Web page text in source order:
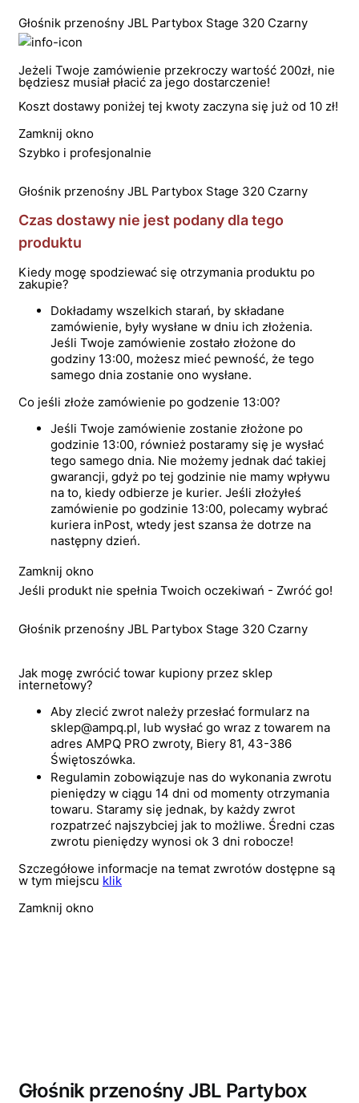
Głośnik przenośny JBL Partybox Stage 320 Czarny
Jeżeli Twoje zamówienie przekroczy wartość 200zł, nie
będziesz musiał płacić za jego dostarczenie!
Koszt dostawy poniżej tej kwoty zaczyna się już od 10 zł!
Zamknij okno
Szybko i profesjonalnie
Głośnik przenośny JBL Partybox Stage 320 Czarny
Czas dostawy nie jest podany dla tego
produktu
Kiedy mogę spodziewać się otrzymania produktu po
zakupie?
Dokładamy wszelkich starań, by składane
zamówienie, były wysłane w dniu ich złożenia.
Jeśli Twoje zamówienie zostało złożone do
godziny 13:00, możesz mieć pewność, że tego
samego dnia zostanie ono wysłane.
Co jeśli złoże zamówienie po godzenie 13:00?
Jeśli Twoje zamówienie zostanie złożone po
godzinie 13:00, również postaramy się je wysłać
tego samego dnia. Nie możemy jednak dać takiej
gwarancji, gdyż po tej godzinie nie mamy wpływu
na to, kiedy odbierze je kurier. Jeśli złożyłeś
zamówienie po godzinie 13:00, polecamy wybrać
kuriera inPost, wtedy jest szansa że dotrze na
następny dzień.
Zamknij okno
Jeśli produkt nie spełnia Twoich oczekiwań - Zwróć go!
Głośnik przenośny JBL Partybox Stage 320 Czarny
Jak mogę zwrócić towar kupiony przez sklep
internetowy?
Aby zlecić zwrot należy przesłać formularz na
sklep@ampq.pl, lub wysłać go wraz z towarem na
adres AMPQ PRO zwroty, Biery 81, 43-386
Świętoszówka.
Regulamin zobowiązuje nas do wykonania zwrotu
pieniędzy w ciągu 14 dni od momenty otrzymania
towaru. Staramy się jednak, by każdy zwrot
rozpatrzeć najszybciej jak to możliwe. Średni czas
zwrotu pieniędzy wynosi ok 3 dni robocze!
Szczegółowe informacje na temat zwrotów dostępne są
w tym miejscu klik
Zamknij okno
Głośnik przenośny JBL Partybox